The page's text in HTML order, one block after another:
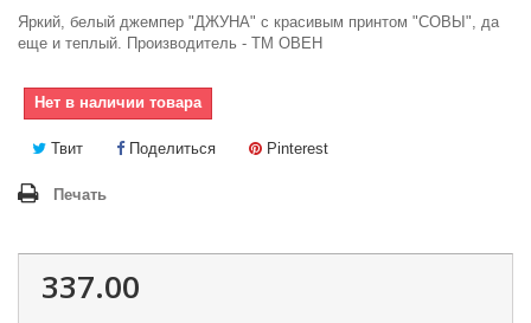
Яркий, белый джемпер "ДЖУНА" с красивым принтом "СОВЫ", да
еще и теплый. Производитель - ТМ ОВЕН
Нет в наличии товара
Твит Поделиться Pinterest
Печать
337.00